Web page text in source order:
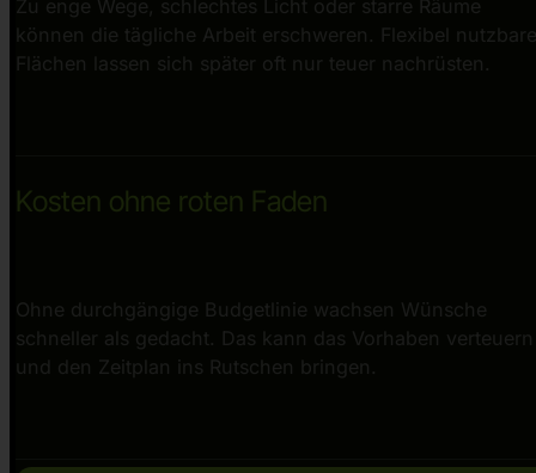
Zu enge Wege, schlechtes Licht oder starre Räume
können die tägliche Arbeit erschweren. Flexibel
Flächen lassen sich später oft nur teuer nachrüsten.
Kosten ohne roten Faden
Ohne durchgängige Budgetlinie wachsen Wünsche
schneller als gedacht. Das kann das Vorhaben verteuern
und den Zeitplan ins Rutschen bringen.